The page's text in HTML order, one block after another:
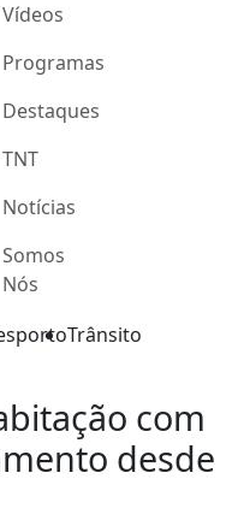
Vídeos
Programas
Destaques
TNT
Notícias
Somos
Nós
Trânsito
com
desde